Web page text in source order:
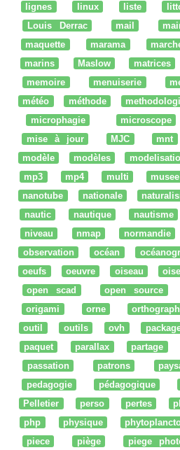
lignes
linux liste
Louis Derrac
mail
maquette
marama
marins
Maslow matrices
memoire
menuiserie
météo
méthode
microphagie
microscope
mise à jour
MJC mnt
modèle
modèles
mp3
mp4 multi musee
nanotube
nationale
nautic
nautique nautisme
niveau
nmap normandie
observation
océan
oeufs
oeuvre oiseau
open scad
open source
origami
orne
outil
outils ovh
paquet
parallax partage
passation
patrons
pedagogie
pédagogique
Pelletier
perso pertes
php
physique
piece
piège piege